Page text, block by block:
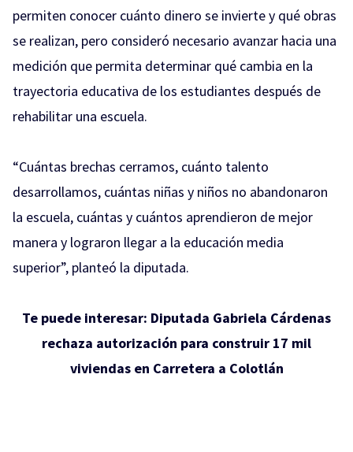
permiten conocer cuánto dinero se invierte y qué obras
se realizan, pero consideró necesario avanzar hacia una
medición que permita determinar qué cambia en la
trayectoria educativa de los estudiantes después de
rehabilitar una escuela.
“Cuántas brechas cerramos, cuánto talento
desarrollamos, cuántas niñas y niños no abandonaron
la escuela, cuántas y cuántos aprendieron de mejor
manera y lograron llegar a la educación media
superior”, planteó la diputada.
Te puede interesar: Diputada Gabriela Cárdenas
rechaza autorización para construir 17 mil
viviendas en Carretera a Colotlán